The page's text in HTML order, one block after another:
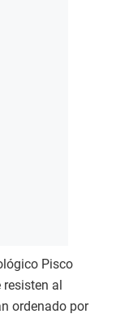
Pisco
resisten al
ordenado por